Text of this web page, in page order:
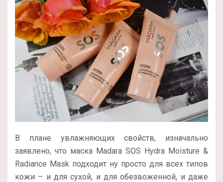
В плане увлажняющих свойств, изначально
заявлено, что маска Madara SOS Hydra Moisture &
Radiance Mask подходит ну просто для всех типов
кожи – и для сухой, и для обезвоженной, и даже